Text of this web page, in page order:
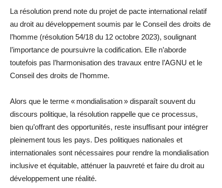
La résolution prend note du projet de pacte international relatif
au droit au développement soumis par le Conseil des droits de
l’homme (résolution 54/18 du 12 octobre 2023), soulignant
l’importance de poursuivre la codification. Elle n’aborde
toutefois pas l’harmonisation des travaux entre l’AGNU et le
Conseil des droits de l’homme.
Alors que le terme « mondialisation » disparaît souvent du
discours politique, la résolution rappelle que ce processus,
bien qu’offrant des opportunités, reste insuffisant pour intégrer
pleinement tous les pays. Des politiques nationales et
internationales sont nécessaires pour rendre la mondialisation
inclusive et équitable, atténuer la pauvreté et faire du droit au
développement une réalité.